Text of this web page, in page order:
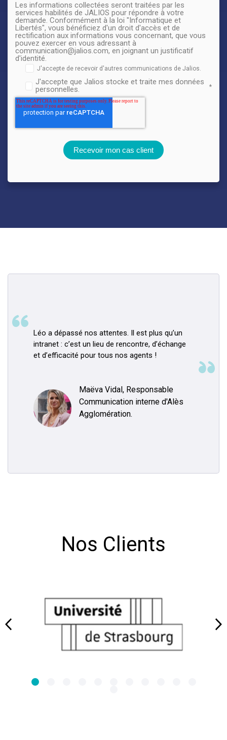
Les informations collectées seront traitées par les
services habilités de JALIOS pour répondre à votre
demande. Conformément à la loi "Informatique et
Libertés", vous bénéficiez d'un droit d'accès et de
rectification aux informations vous concernant, que vous
pouvez exercer en vous adressant à
communication@jalios.com, en joignant un justificatif
d'identité.
J'accepte de recevoir d'autres communications de Jalios.
J'accepte que Jalios stocke et traite mes données
personnelles.
*
Léo a dépassé nos attentes. Il est plus qu’un
intranet : c’est un lieu de rencontre, d’échange
et d’efficacité pour tous nos agents !
Maëva Vidal, Responsable
Communication interne d'Alès
Agglomération.
Nos Clients